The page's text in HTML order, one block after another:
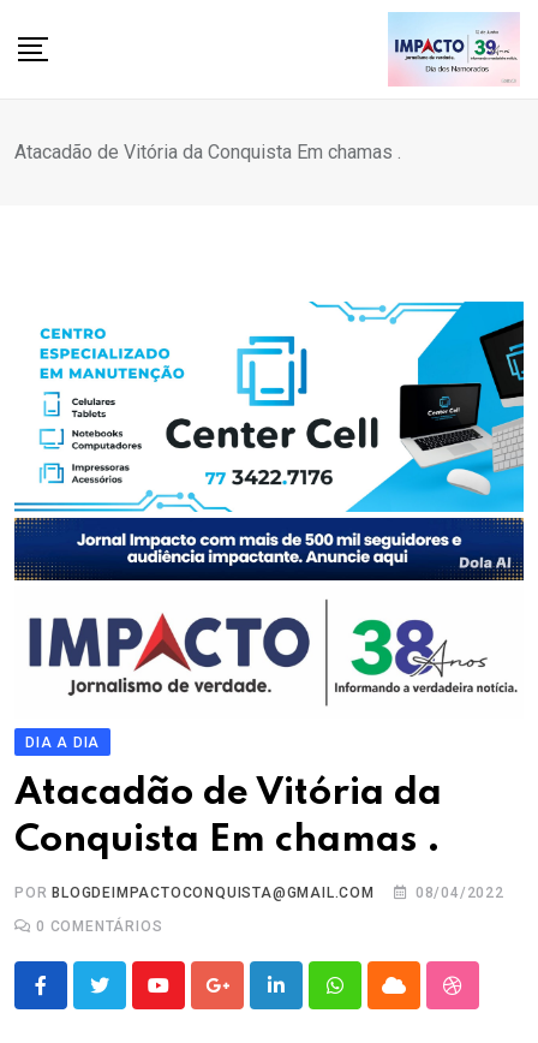
Atacadão de Vitória da Conquista Em chamas .
DIA A DIA
Atacadão de Vitória da
Conquista Em chamas .
POR BLOGDEIMPACTOCONQUISTA@GMAIL.COM
08/04/2022
0 COMENTÁRIOS
YoutubeGoogle+LinkedInWhatsappCloud